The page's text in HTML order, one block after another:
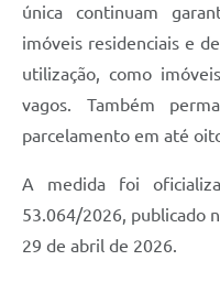
única continuam
imóveis residenciais e
utilização, como
vagos. Também
parcelamento em até
A medida foi
53.064/2026, publicado
29 de abril de 2026.